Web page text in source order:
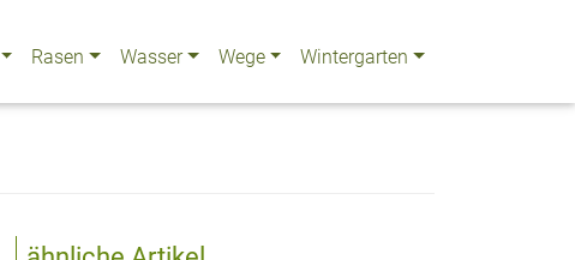
Rasen Wasser Wege Wintergarten